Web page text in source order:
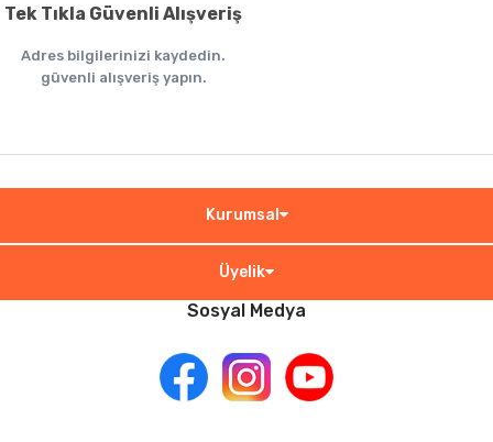
Tek Tıkla Güvenli Alışveriş
Adres bilgilerinizi kaydedin.
güvenli alışveriş yapın.
Kurumsal
Üyelik
Sosyal Medya